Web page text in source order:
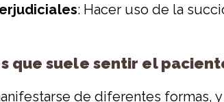
: Hacer uso de la
que suele sentir el
de diferentes formas,